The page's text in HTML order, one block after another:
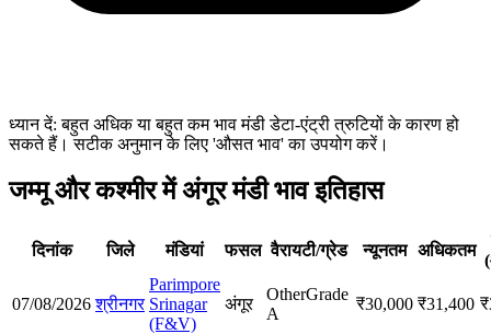
ध्यान दें: बहुत अधिक या बहुत कम भाव मंडी डेटा-एंट्री त्रुटियों के कारण हो
सकते हैं। सटीक अनुमान के लिए 'औसत भाव' का उपयोग करें।
जम्मू और कश्मीर में अंगूर मंडी भाव इतिहास
दिनांक जिले मंडियां फसल वैरायटी/ग्रेड न्यूनतम अधिकतम
07/08/2026 श्रीनगर
Parimpore
Srinagar
(F&V)
अंगूर
OtherGrade
A
₹30,000 ₹31,400 ₹